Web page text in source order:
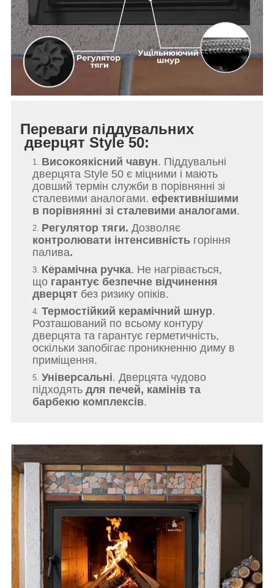
Переваги піддувальних
дверцят Style 50:
Високоякісний чавун. Піддувальні
дверцята Style 50 є міцними і мають
довший термін служби в порівнянні зі
сталевими аналогами. ефективнішими
в порівнянні зі сталевими аналогами.
Регулятор тяги. Дозволяє
контролювати інтенсивність горіння
палива.
Керамічна ручка. Не нагрівається,
що гарантує безпечне відчинення
дверцят без ризику опіків.
Термостійкий керамічний шнур.
Розташований по всьому контуру
дверцята та гарантує герметичність,
оскільки запобігає проникненню диму в
приміщення.
Універсальні. Дверцята чудово
підходять для печей, камінів та
барбекю комплексів.